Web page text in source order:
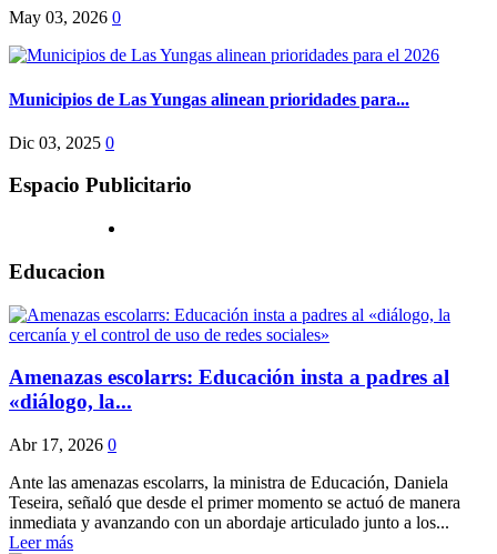
May 03, 2026 0
Municipios de Las Yungas alinean prioridades para...
Dic 03, 2025 0
Espacio Publicitario
Educacion
Amenazas escolarrs: Educación insta a padres al
«diálogo, la...
Abr 17, 2026 0
Ante las amenazas escolarrs, la ministra de Educación, Daniela
Teseira, señaló que desde el primer momento se actuó de manera
inmediata y avanzando con un abordaje articulado junto a los...
Leer más